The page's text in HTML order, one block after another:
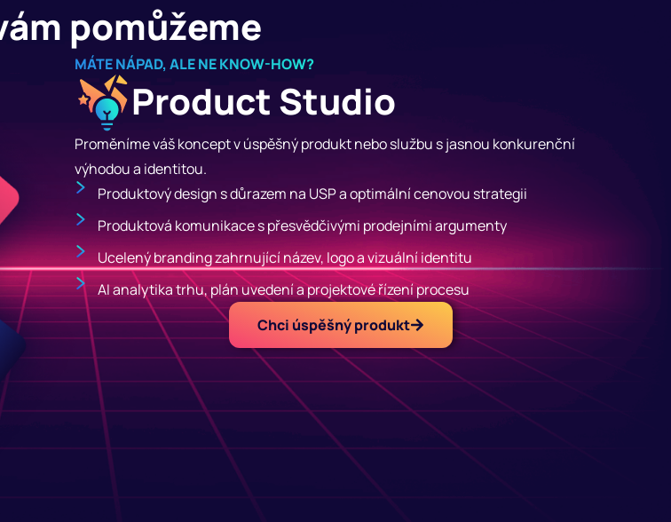
pomůžeme
MÁTE NÁPAD, ALE NE KNOW-HOW?
Product Studio
Proměníme váš koncept v úspěšný produkt nebo službu s jasnou konkurenční
výhodou a identitou.
Produktový design s důrazem na USP a optimální cenovou strategii
Produktová komunikace s přesvědčivými prodejními argumenty
Ucelený branding zahrnující název, logo a vizuální identitu
AI analytika trhu, plán uvedení a projektové řízení procesu
Chci úspěšný produkt